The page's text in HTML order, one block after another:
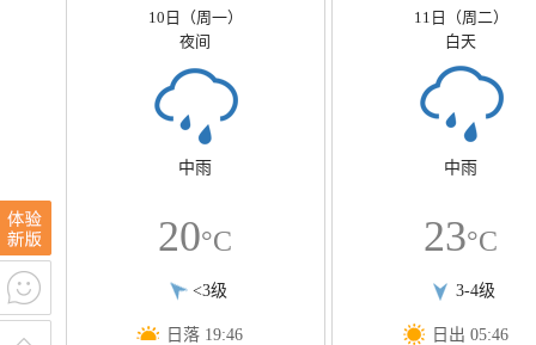
10日（周一）
夜间
中雨
20°C
<3级
日落 19:46
11日（周二）
白天
中雨
23°C
3-4级
日出 05:46